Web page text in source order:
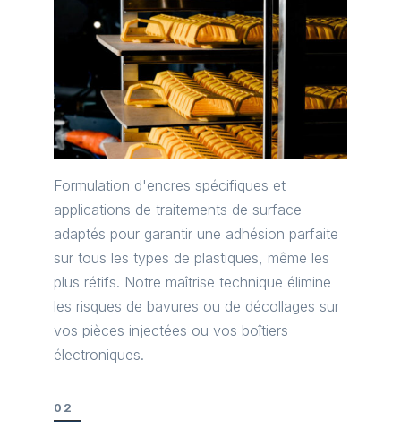
Formulation d'encres spécifiques et
applications de traitements de surface
adaptés pour garantir une adhésion parfaite
sur tous les types de plastiques, même les
plus rétifs. Notre maîtrise technique élimine
les risques de bavures ou de décollages sur
vos pièces injectées ou vos boîtiers
électroniques.
02